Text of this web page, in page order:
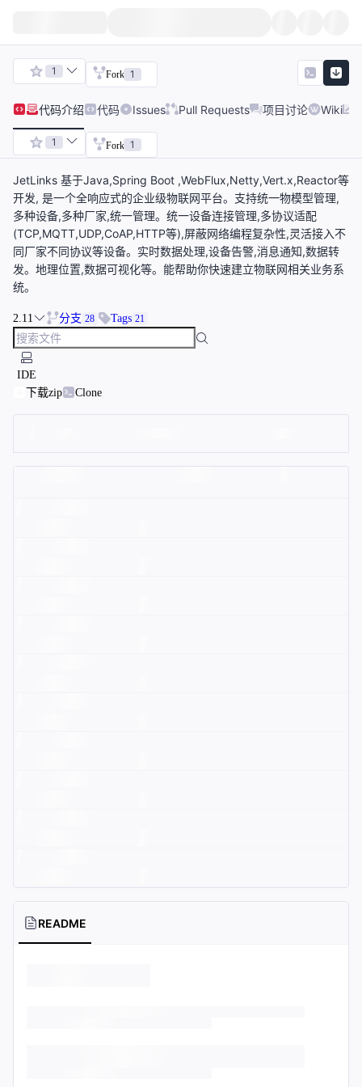
1 Fork 1
代码介绍 代码 Issues Pull Requests 项目讨论 Wiki
1 Fork 1
JetLinks 基于Java,Spring Boot ,WebFlux,Netty,Vert.x,Reactor等
开发, 是一个全响应式的企业级物联网平台。支持统一物模型管理,
多种设备,多种厂家,统一管理。统一设备连接管理,多协议适配
(TCP,MQTT,UDP,CoAP,HTTP等),屏蔽网络编程复杂性,灵活接入不
同厂家不同协议等设备。实时数据处理,设备告警,消息通知,数据转
发。地理位置,数据可视化等。能帮助你快速建立物联网相关业务系
统。
2.11 分支 28 Tags 21
IDE
下载zip
Clone
README